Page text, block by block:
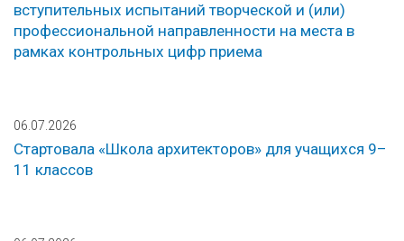
вступительных испытаний творческой и (или)
профессиональной направленности на места в
рамках контрольных цифр приема
06.07.2026
Стартовала «Школа архитекторов» для учащихся 9–
11 классов